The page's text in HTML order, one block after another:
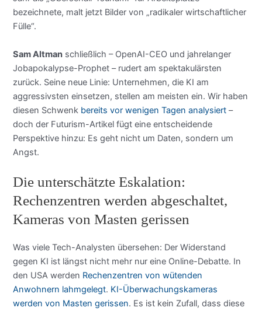
bezeichnete, malt jetzt Bilder von „radikaler wirtschaftlicher
Fülle“.
Sam Altman schließlich – OpenAI-CEO und jahrelanger
Jobapokalypse-Prophet – rudert am spektakulärsten
zurück. Seine neue Linie: Unternehmen, die KI am
aggressivsten einsetzen, stellen am meisten ein. Wir haben
diesen Schwenk bereits vor wenigen Tagen analysiert –
doch der Futurism-Artikel fügt eine entscheidende
Perspektive hinzu: Es geht nicht um Daten, sondern um
Angst.
Die unterschätzte Eskalation:
Rechenzentren werden abgeschaltet,
Kameras von Masten gerissen
Was viele Tech-Analysten übersehen: Der Widerstand
gegen KI ist längst nicht mehr nur eine Online-Debatte. In
den USA werden Rechenzentren von wütenden
Anwohnern lahmgelegt. KI-Überwachungskameras
werden von Masten gerissen. Es ist kein Zufall, dass diese